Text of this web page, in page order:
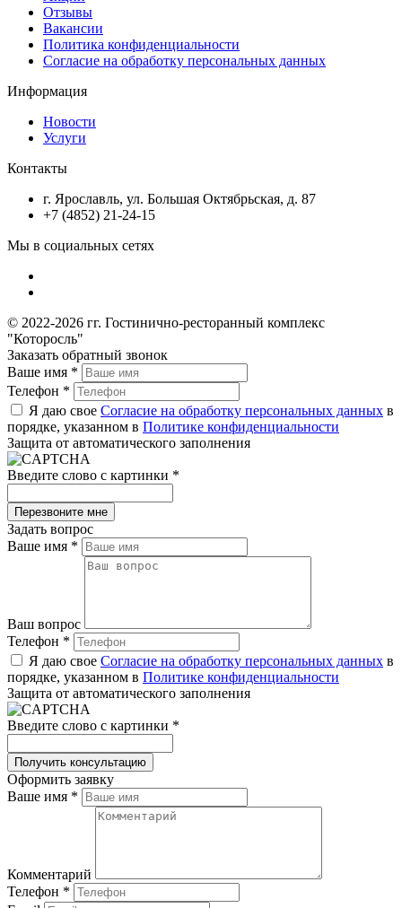
Отзывы
Вакансии
Политика конфиденциальности
Согласие на обработку персональных данных
Информация
Новости
Услуги
Контакты
г. Ярославль, ул. Большая Октябрьская, д. 87
+7 (4852) 21-24-15
Мы в социальных сетях
© 2022-2026 гг. Гостинично-ресторанный комплекс
"Которосль"
Заказать обратный звонок
Ваше имя *
Телефон *
Я даю свое Согласие на обработку персональных данных в
порядке, указанном в Политике конфиденциальности
Защита от автоматического заполнения
Введите слово с картинки *
Задать вопрос
Ваше имя *
Ваш вопрос
Телефон *
Я даю свое Согласие на обработку персональных данных в
порядке, указанном в Политике конфиденциальности
Защита от автоматического заполнения
Введите слово с картинки *
Оформить заявку
Ваше имя *
Комментарий
Телефон *